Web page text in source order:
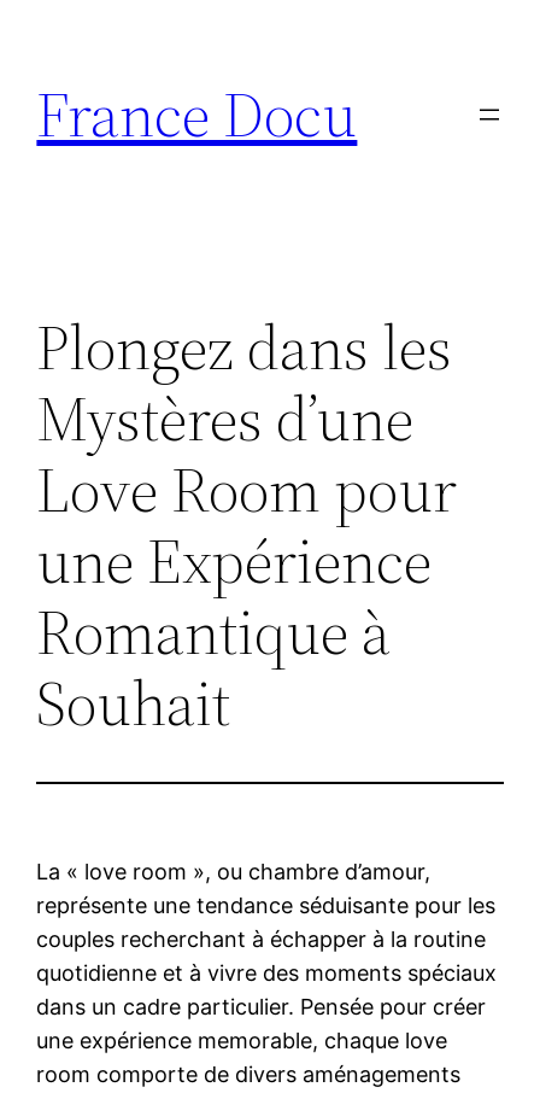
contenu
France Docu
Plongez dans les
Mystères d’une
Love Room pour
une Expérience
Romantique à
Souhait
La « love room », ou chambre d’amour,
représente une tendance séduisante pour les
couples recherchant à échapper à la routine
quotidienne et à vivre des moments spéciaux
dans un cadre particulier. Pensée pour créer
une expérience memorable, chaque love
room comporte de divers aménagements